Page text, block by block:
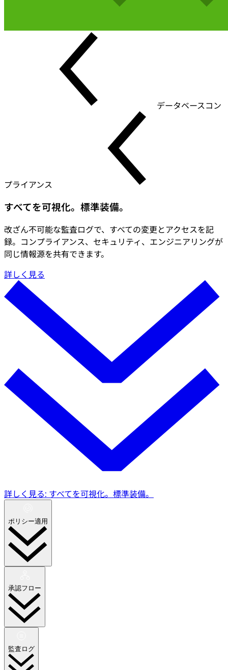
データベースコン
プライアンス
すべてを可視化。標準装備。
改ざん不可能な監査ログで、すべての変更とアクセスを記
録。コンプライアンス、セキュリティ、エンジニアリングが
同じ情報源を共有できます。
詳しく見る
詳しく見る: すべてを可視化。標準装備。
ポリシー適用
承認フロー
監査ログ